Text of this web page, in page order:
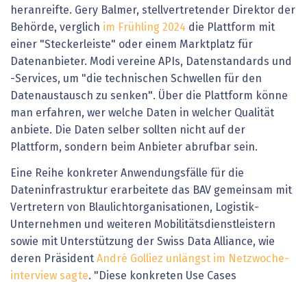
heranreifte. Gery Balmer, stellvertretender Direktor der
Behörde, verglich im Frühling 2024 die Plattform mit
einer "Steckerleiste" oder einem Marktplatz für
Datenanbieter. Modi vereine APIs, Datenstandards und
-Services, um "die technischen Schwellen für den
Datenaustausch zu senken". Über die Plattform könne
man erfahren, wer welche Daten in welcher Qualität
anbiete. Die Daten selber sollten nicht auf der
Plattform, sondern beim Anbieter abrufbar sein.
Eine Reihe konkreter Anwendungsfälle für die
Dateninfrastruktur erarbeitete das BAV gemeinsam mit
Vertretern von Blaulichtorganisationen, Logistik-
Unternehmen und weiteren Mobilitätsdienstleistern
sowie mit Unterstützung der Swiss Data Alliance, wie
deren Präsident André Golliez unlängst im Netzwoche-
interview sagte. "Diese konkreten Use Cases